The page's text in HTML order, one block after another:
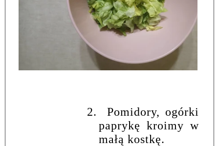
2.
Pomidory, ogórki
paprykę kroimy w
małą kostkę.